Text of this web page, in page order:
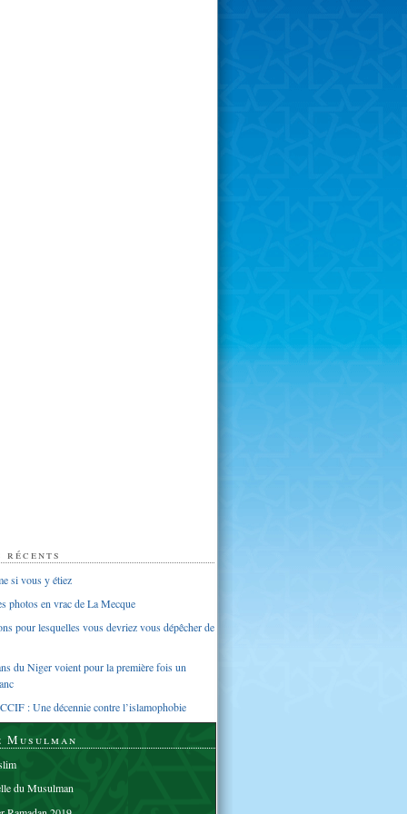
si vous y étiez
photos en vrac de La Mecque
pour lesquelles vous devriez vous dépêcher de
du Niger voient pour la première fois un
: Une décennie contre l’islamophobie
Musulman
du Musulman